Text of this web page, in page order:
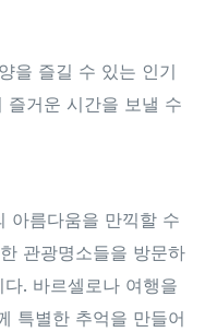
을 즐길 수 있는 인기
즐거운 시간을 보낼 수
아름다움을 만끽할 수
관광명소들을 방문하
. 바르셀로나 여행을
특별한 추억을 만들어